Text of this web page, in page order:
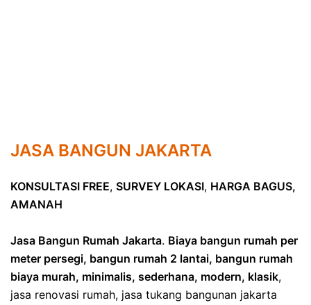
JASA BANGUN JAKARTA
KONSULTASI FREE, SURVEY LOKASI, HARGA BAGUS,
AMANAH
Jasa Bangun Rumah Jakarta. Biaya bangun rumah per
meter persegi, bangun rumah 2 lantai, bangun rumah
biaya murah, minimalis, sederhana, modern, klasik,
jasa renovasi rumah, jasa tukang bangunan jakarta